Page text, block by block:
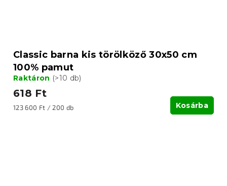
Classic barna kis törölköző 30x50 cm
100% pamut
Raktáron (>10 db)
618 Ft
Egységár:
123 600 Ft / 200 db Kosárba